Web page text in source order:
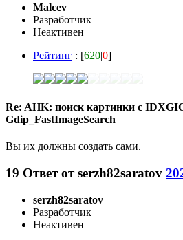
Malcev
Разработчик
Неактивен
Рейтинг : [620|0]
Re: AHK: поиск картинки с
Gdip_FastImageSearch
Вы их должны создать сами.
19 Ответ отserzh82saratov
serzh82saratov
Разработчик
Неактивен